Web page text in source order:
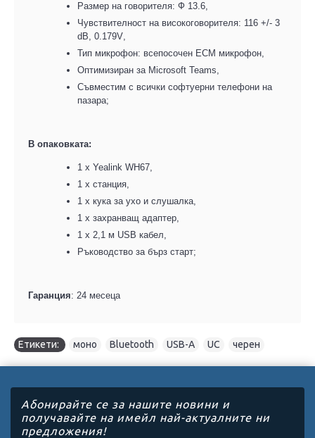
Размер на говорителя: Ф 13.6,
Чувствителност на високоговорителя: 116 +/- 3
dB, 0.179V,
Тип микрофон: всепосочен ECM микрофон,
Оптимизиран за Microsoft Teams,
Съвместим с всички софтуерни телефони на
пазара;
В опаковката:
1 x Yealink WH67,
1 x станция,
1 x кука за ухо и слушалка,
1 x захранващ адаптер,
1 x 2,1 м USB кабел,
Ръководство за бърз старт;
Гаранция: 24 месеца
Етикети: моно Bluetooth USB-A UC черен
Абонирайте се за нашите новини и
получавайте на имейл най-актуалните ни
предложения!